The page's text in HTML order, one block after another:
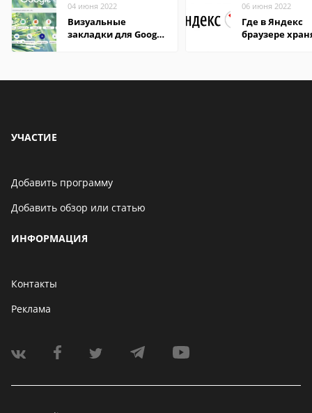
04 июня 2022
Визуальные
закладки для Google
06 июня 2022
Где в Яндекс
браузере
УЧАСТИЕ
Добавить программу
Добавить обзор или статью
ИНФОРМАЦИЯ
Контакты
Реклама